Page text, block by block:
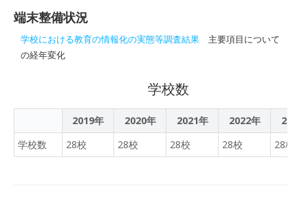
の授業においても、とても
思えないほど、集中力全開
で、目の前の課題に挑戦す
ることができていました。
てのプレゼンがあり、１・
員会改編案も出され、今
員会活動へとつながること
を期待させる協議となりま
した。
ICT機器を活用し、小学生
しました。また、中学生は
帰宅のため地域バスを待つ
間、生徒や教職員と楽しく
会話していました。ほっこ
りする「ほっとスクール」
別子小・中学校です。
ありがとうございました。
しかありませんね。また、
居浜市教育委員会の方々が
授業の様子を見に来校され
ました。生徒の皆さんの学
端末整備状況
学校における教育の情報化の実態等調査結果 主要項目について
の経年変化
学校数
2019年 2020年 2021年 2022年
2023
学校数
28校 28校 28校 28校 28校